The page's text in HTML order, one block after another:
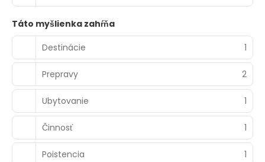
Táto myšlienka zahŕňa
Destinácie
1
Prepravy 2
Ubytovanie 1
Činnosť 1
Poistencia 1